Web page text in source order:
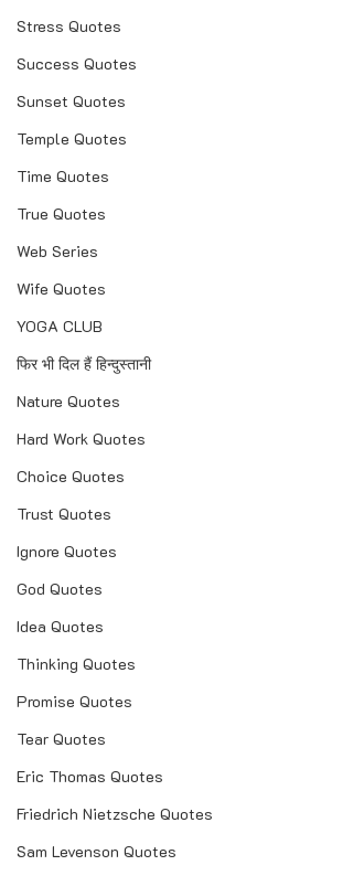
Stress Quotes
Success Quotes
Sunset Quotes
Temple Quotes
Time Quotes
True Quotes
Web Series
Wife Quotes
YOGA CLUB
फिर भी दिल हैं हिन्दुस्तानी
Nature Quotes
Hard Work Quotes
Choice Quotes
Trust Quotes
Ignore Quotes
God Quotes
Idea Quotes
Thinking Quotes
Promise Quotes
Tear Quotes
Eric Thomas Quotes
Friedrich Nietzsche Quotes
Sam Levenson Quotes